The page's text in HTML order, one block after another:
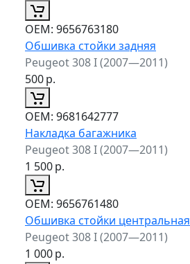
ОЕМ: 9656763180
Обшивка стойки задняя
Peugeot 308 I (2007—2011)
500р.
ОЕМ: 9681642777
Накладка багажника
Peugeot 308 I (2007—2011)
1 500р.
ОЕМ: 9656761480
Обшивка стойки центральная
Peugeot 308 I (2007—2011)
1 000р.